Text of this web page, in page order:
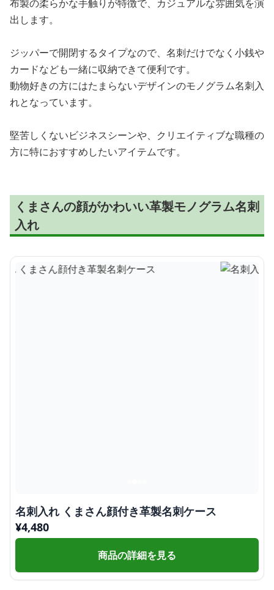
布製の柔らかな手触りが特徴で、カジュアルな雰囲気を演
出します。
ジッパーで開閉するタイプなので、名刺だけでなく小銭や
カードなども一緒に収納できて便利です。
動物好きの方にはたまらないデザインのモノグラム名刺入
れとなっています。
堅苦しくないビジネスシーンや、クリエイティブな職種の
方に特におすすめしたいアイテムです。
くまさんの顔がかわいい革製モノグラム名刺
入れ
名刺入れ くまさん顔付き革製名刺ケース
¥4,480
商品の詳細を見る